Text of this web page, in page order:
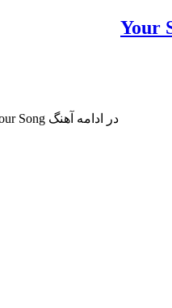
در ادامه آهنگ Your Song کاری زیبا از